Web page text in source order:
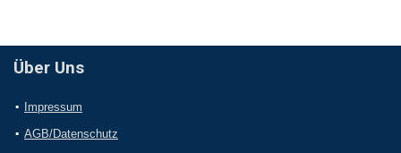
Über Uns
Impressum
AGB/Datenschutz